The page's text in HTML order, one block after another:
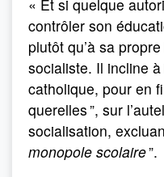
« Et si quelque
contrôler son
plutôt qu’à sa
socialiste. Il incline à
catholique, pour en
querelles ”, sur
socialisation,
monopole scolaire”.